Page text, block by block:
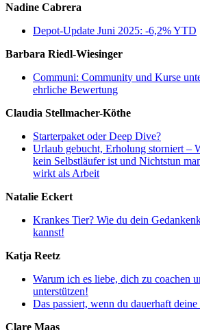
Nadine Cabrera
Depot-Update Juni 2025: -6,2% YTD
Barbara Riedl-Wiesinger
Communi: Community und Kurse
ehrliche Bewertung
Claudia Stellmacher-Köthe
Starterpaket oder Deep Dive?
Urlaub gebucht, Erholung storniert –
kein Selbstläufer ist und Nichtstun
wirkt als Arbeit
Natalie Eckert
Krankes Tier? Wie du dein
kannst!
Katja Reetz
Warum ich es liebe, dich zu coachen
unterstützen!
Das passiert, wenn du dauerhaft
Clare Maas